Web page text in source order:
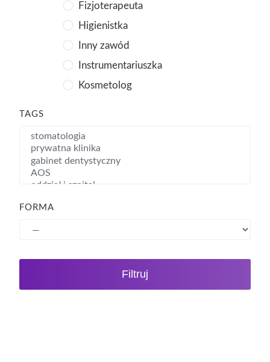
Fizjoterapeuta
Higienistka
Inny zawód
Instrumentariuszka
Kosmetolog
Logopeda
Naukowiec
Opiekun medyczny
TAGS
FORMA
Filtruj